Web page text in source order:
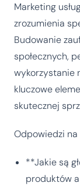
Marketing
zrozumienia
Budowanie
społecznych,
wykorzystanie
kluczowe
skutecznej
Odpowiedzi
**Jakie są
produktów